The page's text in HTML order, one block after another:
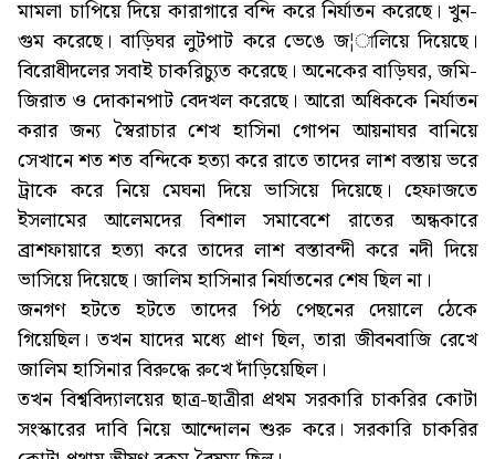
মামলা চাপিয়ে দিয়ে কারাগারে বন্দি করে নির্যাতন করেছে। খুন-
গুম করেছে। বাড়িঘর লুটপাট করে ভেঙে জ¦ালিয়ে দিয়েছে।
বিরোধীদলের সবাই চাকরিচ্যুত করেছে। অনেকের বাড়িঘর, জমি-
জিরাত ও দোকানপাট বেদখল করেছে। আরো অধিককে নির্যাতন
করার জন্য স্বৈরাচার শেখ হাসিনা গোপন আয়নাঘর বানিয়ে
সেখানে শত শত বন্দিকে হত্যা করে রাতে তাদের লাশ বস্তায় ভরে
ট্রাকে করে নিয়ে মেঘনা দিয়ে ভাসিয়ে দিয়েছে। হেফাজতে
ইসলামের আলেমদের বিশাল সমাবেশে রাতের অন্ধকারে
ব্রাশফায়ারে হত্যা করে তাদের লাশ বস্তাবন্দী করে নদী দিয়ে
ভাসিয়ে দিয়েছে। জালিম হাসিনার নির্যাতনের শেষ ছিল না।
জনগণ হটতে হটতে তাদের পিঠ পেছনের দেয়ালে ঠেকে
গিয়েছিল। তখন যাদের মধ্যে প্রাণ ছিল, তারা জীবনবাজি রেখে
জালিম হাসিনার বিরুদ্ধে রুখে দাঁড়িয়েছিল।
তখন বিশ্ববিদ্যালয়ের ছাত্র-ছাত্রীরা প্রথম সরকারি চাকরির কোটা
সংস্কারের দাবি নিয়ে আন্দোলন শুরু করে। সরকারি চাকরির